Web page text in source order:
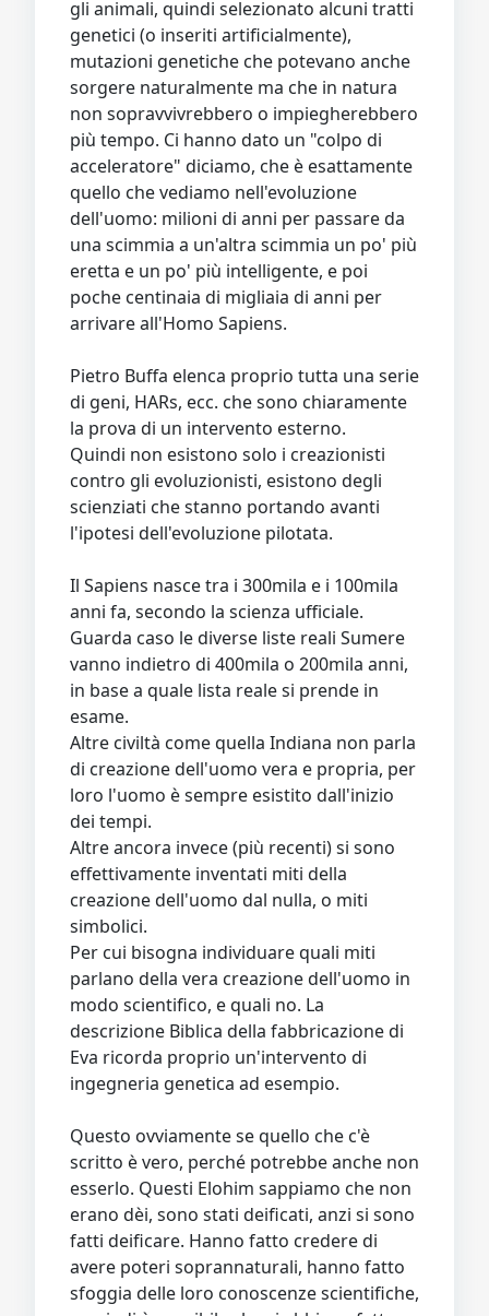
gli animali, quindi selezionato alcuni tratti
genetici (o inseriti artificialmente),
mutazioni genetiche che potevano anche
sorgere naturalmente ma che in natura
non sopravvivrebbero o impiegherebbero
più tempo. Ci hanno dato un "colpo di
acceleratore" diciamo, che è esattamente
quello che vediamo nell'evoluzione
dell'uomo: milioni di anni per passare da
una scimmia a un'altra scimmia un po' più
eretta e un po' più intelligente, e poi
poche centinaia di migliaia di anni per
arrivare all'Homo Sapiens.
Pietro Buffa elenca proprio tutta una serie
di geni, HARs, ecc. che sono chiaramente
la prova di un intervento esterno.
Quindi non esistono solo i creazionisti
contro gli evoluzionisti, esistono degli
scienziati che stanno portando avanti
l'ipotesi dell'evoluzione pilotata.
Il Sapiens nasce tra i 300mila e i 100mila
anni fa, secondo la scienza ufficiale.
Guarda caso le diverse liste reali Sumere
vanno indietro di 400mila o 200mila anni,
in base a quale lista reale si prende in
esame.
Altre civiltà come quella Indiana non parla
di creazione dell'uomo vera e propria, per
loro l'uomo è sempre esistito dall'inizio
dei tempi.
Altre ancora invece (più recenti) si sono
effettivamente inventati miti della
creazione dell'uomo dal nulla, o miti
simbolici.
Per cui bisogna individuare quali miti
parlano della vera creazione dell'uomo in
modo scientifico, e quali no. La
descrizione Biblica della fabbricazione di
Eva ricorda proprio un'intervento di
ingegneria genetica ad esempio.
Questo ovviamente se quello che c'è
scritto è vero, perché potrebbe anche non
esserlo. Questi Elohim sappiamo che non
erano dèi, sono stati deificati, anzi si sono
fatti deificare. Hanno fatto credere di
avere poteri soprannaturali, hanno fatto
sfoggia delle loro conoscenze scientifiche,